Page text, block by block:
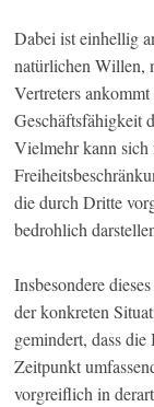
Dabei ist einhellig
natürlichen Willen,
Vertreters
Geschäftsfähigkeit
Vielmehr kann
die durch Dritte
bedrohlich
Insbesondere
der konkreten
gemindert, dass
Zeitpunkt
vorgreiflich in